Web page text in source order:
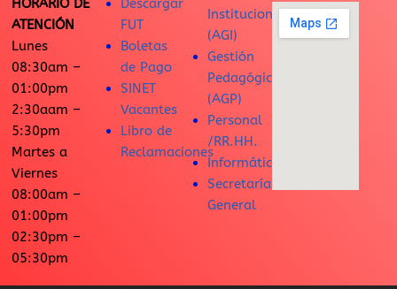
HORARIO DE
ATENCIÓN
Lunes
08:30am –
01:00pm
2:30aam –
5:30pm
Martes a
Viernes
08:00am –
01:00pm
02:30pm –
05:30pm
Descargar
FUT
Boletas
de Pago
SINET
Vacantes
Libro de
Reclamaciones
Institucional
(AGI)
Gestión
Pedagógica
(AGP)
Personal
/RR.HH.
Informática
Secretaría
General